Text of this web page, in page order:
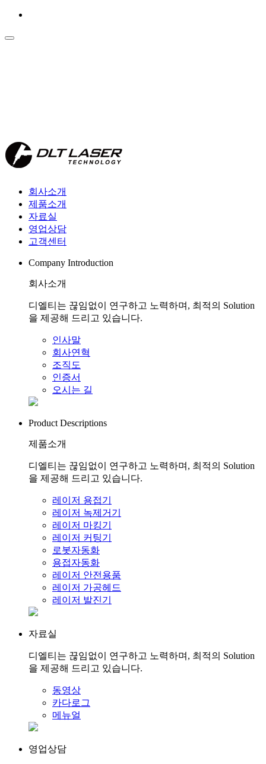
회사소개
제품소개
자료실
영업상담
고객센터
Company Introduction
회사소개
디엘티는 끊임없이 연구하고 노력하며, 최적의 Solution
을 제공해 드리고 있습니다.
인사말
회사연혁
조직도
인증서
오시는 길
Product Descriptions
제품소개
디엘티는 끊임없이 연구하고 노력하며, 최적의 Solution
을 제공해 드리고 있습니다.
레이저 용접기
레이저 녹제거기
레이저 마킹기
레이저 커팅기
로봇자동화
용접자동화
레이저 안전용품
레이저 가공헤드
레이저 발진기
자료실
디엘티는 끊임없이 연구하고 노력하며, 최적의 Solution
을 제공해 드리고 있습니다.
동영상
카다로그
메뉴얼
영업상담